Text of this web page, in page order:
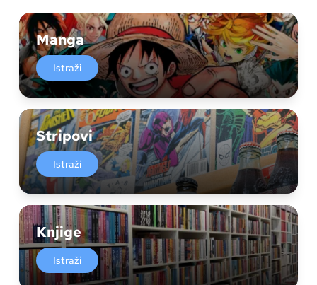
Manga
Istraži
Stripovi
Istraži
Knjige
Istraži